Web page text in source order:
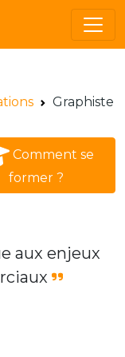
Graphiste
Comment se
former ?
aux enjeux